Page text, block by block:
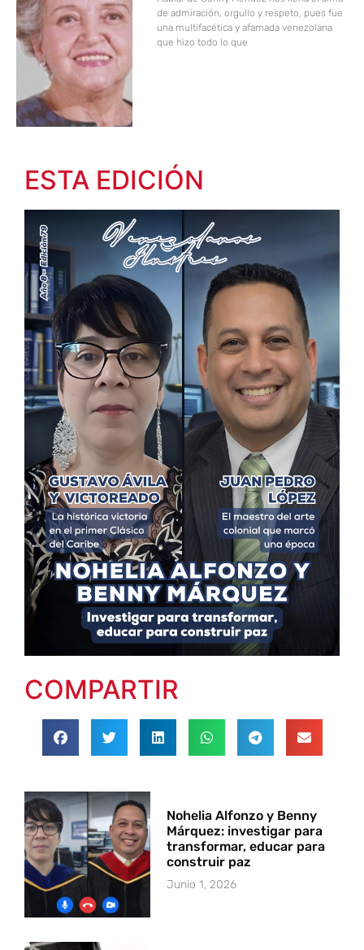
de admiración, orgullo y respeto, pues fue
una multifacética y afamada venezolana
que hizo todo lo que
ESTA EDICIÓN
COMPARTIR
Nohelia Alfonzo y Benny
Márquez: investigar para
transformar, educar para
construir paz
Junio 1, 2026